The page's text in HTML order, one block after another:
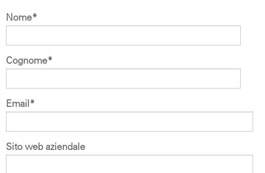
Nome*
Cognome*
Email *
Sito web aziendale